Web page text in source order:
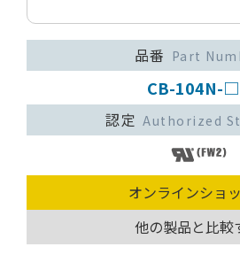
品番 Part
CB-104N-
認定 Authorized
オンラインショ
他の製品と比較